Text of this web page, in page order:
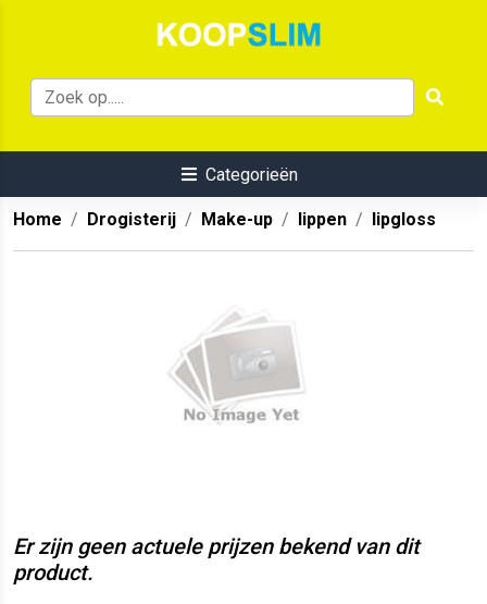
Categorieën
Home Drogisterij Make-up lippen lipgloss
Er zijn geen actuele prijzen bekend van dit
product.